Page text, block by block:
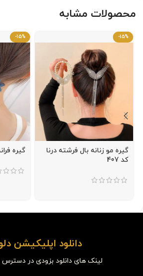
محصولات مشابه
-15%
گیره مو زنانه بال فرشته درنا
کد 407
-15%
گیره
دانلود اپلیکیشن
لینک های دانلود بزودی در دسترس